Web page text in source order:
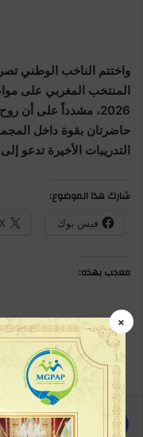
واختتم الناخب الوطني
المنتخب المغربي على
2026، مشدداً على أن
حاضرتان بقوة داخل
التدريبات الأخيرة تدعو
شارك هذا الموضوع:
فيس بوك X
معجب بهذه:
×